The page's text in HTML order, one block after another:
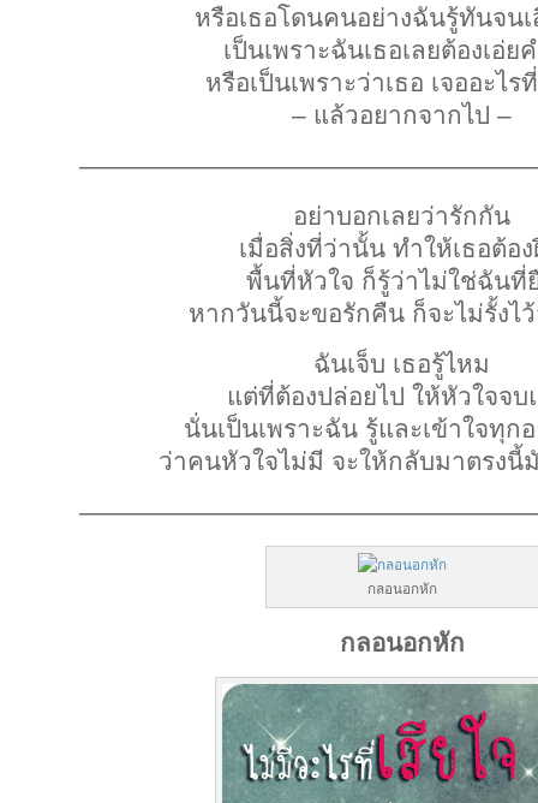
หรือเธอโดนคนอย่างฉันรู้ทันจน
เป็นเพราะฉันเธอเลยต้องเอ่ย
หรือเป็นเพราะว่าเธอ เจออะไร
– แล้วอยากจากไป –
อย่าบอกเลยว่ารักกัน
เมื่อสิ่งที่ว่านั้น ทำให้เธอต้อ
พื้นที่หัวใจ ก็รู้ว่าไม่ใช่ฉันที่
หากวันนี้จะขอรักคืน ก็จะไม่รั้งไ
ฉันเจ็บ เธอรู้ไหม
แต่ที่ต้องปล่อยไป ให้หัวใจจ
นั่นเป็นเพราะฉัน รู้และเข้าใจทุก
ว่าคนหัวใจไม่มี จะให้กลับมาตรงนี้
กลอนอกหัก
กลอนอกหัก